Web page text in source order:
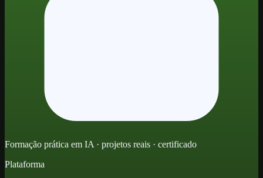
Formação prática em IA · projetos reais · certificado
Plataforma